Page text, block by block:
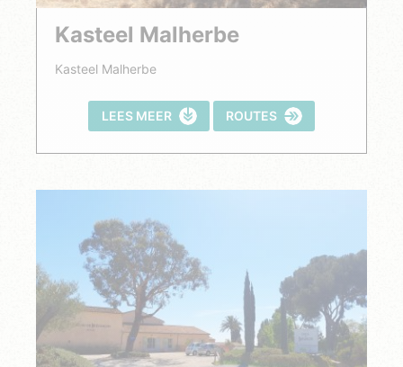
Kasteel Malherbe
Kasteel Malherbe
LEES MEER ROUTES